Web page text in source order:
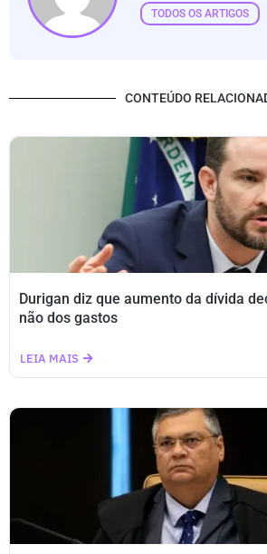
TODOS OS ARTIGOS
CONTEÚDO
Durigan diz que aumento da dívida
não dos gastos
LEIA MAIS